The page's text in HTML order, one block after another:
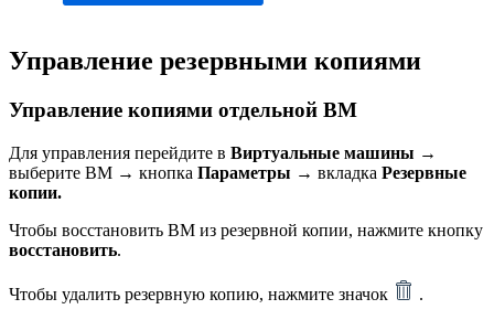
Управление резервными копиями
Управление копиями отдельной ВМ
Для управления перейдите в Виртуальные машины →
выберите ВМ → кнопка Параметры → вкладка Резервные
копии.
Чтобы восстановить ВМ из резервной копии, нажмите кнопку
восстановить.
Чтобы удалить резервную копию, нажмите значок
.